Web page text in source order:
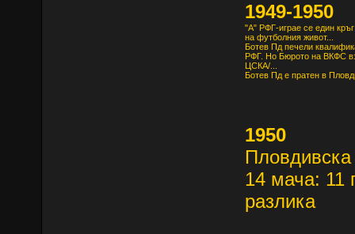
1949-1950
"А" РФГ-играе се един
на футболния живот...
Ботев Пд печели
РФГ. Но Бюрото на ВКФС
ЦСКА/...
Ботев Пд е пратен в
1950
14 мача: 11
разлика